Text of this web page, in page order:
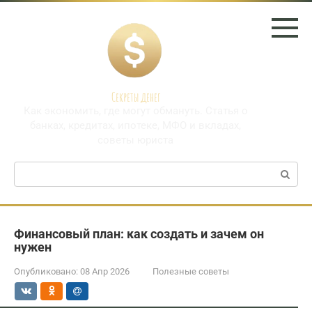
Перейти
Секреты денег
Поиск:
Финансовый план: как создать и зачем он
нужен
Опубликовано: 08 Апр 2026 Полезные советы